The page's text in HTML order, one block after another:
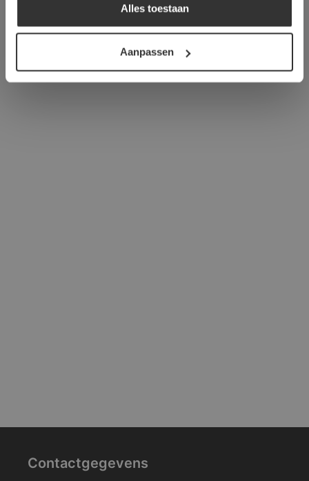
Alles toestaan
Aanpassen
Contactgegevens
DETAILS WEERGEVEN